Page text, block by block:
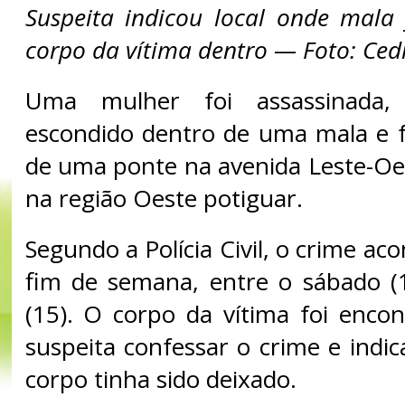
Suspeita indicou local onde
corpo da vítima dentro — Foto:
Uma mulher foi
escondido dentro de uma mala e
de uma ponte na avenida Leste-
na região Oeste potiguar.
Segundo a Polícia Civil, o crime
fim de semana, entre o sábado
(15). O corpo da vítima foi
suspeita confessar o crime e
corpo tinha sido deixado.